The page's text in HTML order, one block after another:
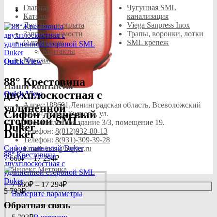
Quick View
Сифон ливневый
Duker
Сифон ливневый Duker
7 660₽ – 17 294₽Диапазон
цен:
7
660₽
–
7 660₽ – 17 294₽Диапазон
цен:
7
660₽
Выберите параметрыЭтот
Quick View
88° Крестовина
двухплоскостная с
удлиненной
стороной SML
Duker
88° Крестовина
двухплоскостная с
удлиненной стороной SML
Duker
5 793₽
Главная
Каталог
Доставка и оплата
Запрос стоимости
О компании
Контакты
Монтаж
Чугунная SML
канализация
Viega Sanpress Inox
Трапы, воронки, лотки
SML крепеж
Наши контакты
Адрес:188691,Ленинградская область, Всеволожский
район, город Кудрово, ул.
Промышленная здание 3/3, помещение 19.
Телефон: 8(812)932-80-13
Телефон: 8(931)-309-39-28
Email: info@buyjer.ru
Обратная связь